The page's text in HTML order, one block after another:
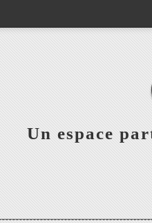
Un espace